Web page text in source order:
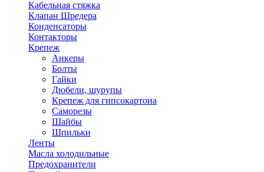
Кабельная стяжка
Клапан Шредера
Конденсаторы
Контакторы
Крепеж
Анкеры
Болты
Гайки
Дюбели, шурупы
Крепеж для гипсокартона
Саморезы
Шайбы
Шпильки
Ленты
Масла холодильные
Предохранители